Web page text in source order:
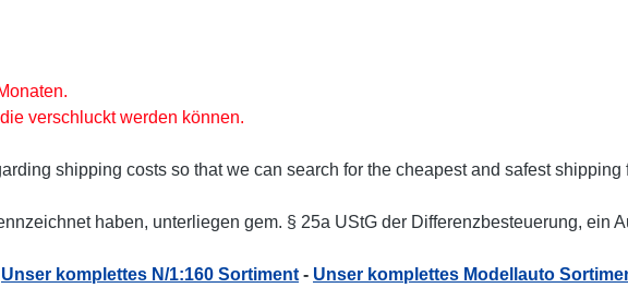
verschluckt werden können.
shipping costs so that we can search for the cheapest and safest shipping
haben, unterliegen gem. § 25a UStG der Differenzbesteuerung, ein
Unser komplettes N/1:160 Sortiment - Unser komplettes Modellauto